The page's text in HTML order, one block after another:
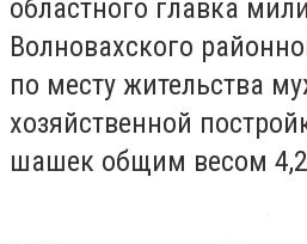
областного главка
Волновахского
по месту жительства
хозяйственной
шашек общим весом